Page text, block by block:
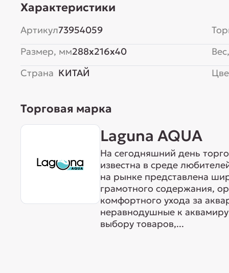
Характеристики
Артикул73954059
Размер, мм288x216x40
Страна КИТАЙ
Торговая марка
Laguna AQUA
На сегодняшний день
известна в среде
на рынке представлена
грамотного содержания,
комфортного ухода за
неравнодушные к
выбору товаров,...